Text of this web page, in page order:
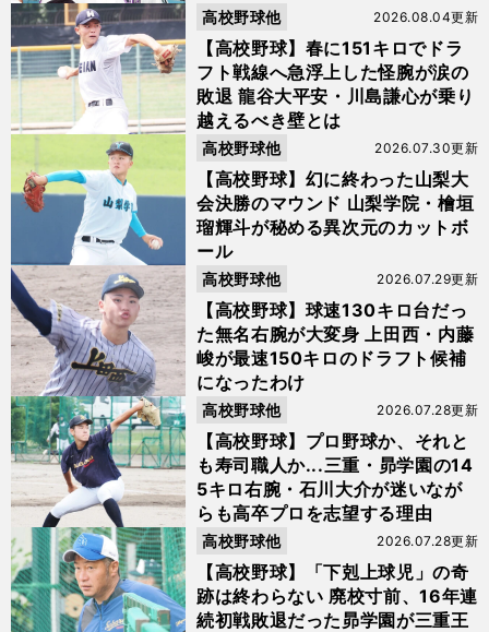
【高校野球】春に151キロでドラ
フト戦線へ急浮上した怪腕が涙の
敗退 龍谷大平安・川島謙心が乗り
越えるべき壁とは
2026.08.04更新
高校野球他
【高校野球】幻に終わった山梨大
会決勝のマウンド 山梨学院・檜垣
瑠輝斗が秘める異次元のカットボ
ール
2026.07.30更新
高校野球他
【高校野球】球速130キロ台だっ
た無名右腕が大変身 上田西・内藤
峻が最速150キロのドラフト候補
になったわけ
2026.07.29更新
高校野球他
【高校野球】プロ野球か、それと
も寿司職人か...三重・昴学園の14
5キロ右腕・石川大介が迷いなが
らも高卒プロを志望する理由
2026.07.28更新
高校野球他
【高校野球】「下剋上球児」の奇
跡は終わらない 廃校寸前、16年連
続初戦敗退だった昴学園が三重王
2026.07.28更新
高校野球他